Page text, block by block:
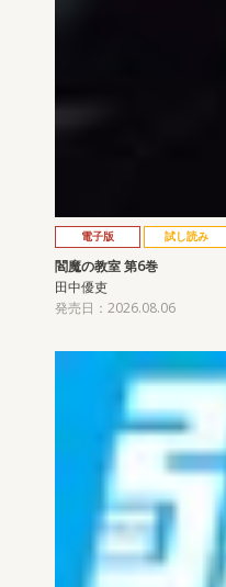
電子版 試し読み
閻魔の教室 第6巻
田中優吏
発売日：2026.08.06